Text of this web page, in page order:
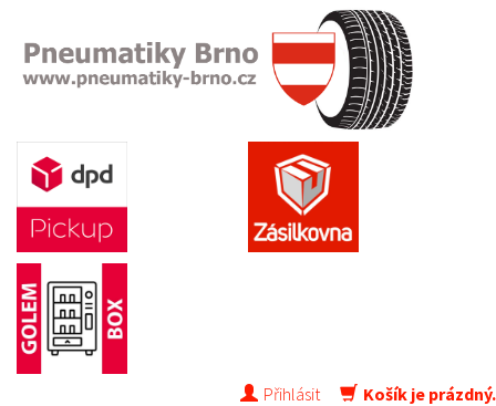
Přihlásit Košík je prázdný.